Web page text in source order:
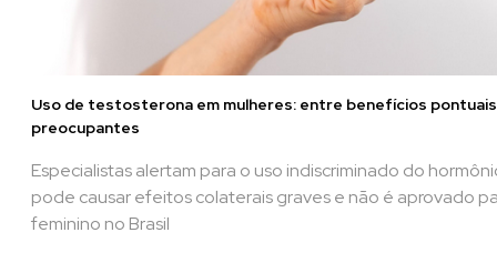
Uso de testosterona em mulheres: entre benefícios
preocupantes
Especialistas alertam para o uso indiscriminado do
pode causar efeitos colaterais graves e não é aprovado
feminino no Brasil​